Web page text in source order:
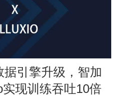
引擎升级，智加
现训练吞吐10倍